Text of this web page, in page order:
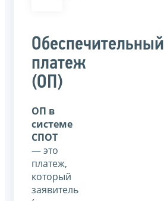
Обеспечительный
платеж
(ОП)
ОП в
системе
СПОТ
— это
платеж,
который
заявитель